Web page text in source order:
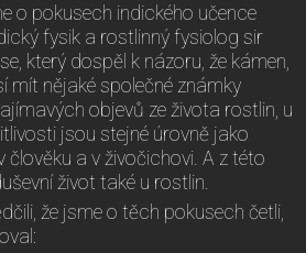
o pokusech indického učence
fysik a rostlinný fysiolog sir
který dospěl k názoru, že kámen,
mít nějaké společné známky
objevů ze života rostlin, u
jsou stejné úrovně jako
člověku a v živočichovi. A z této
život také u rostlin.
že jsme o těch pokusech četli,